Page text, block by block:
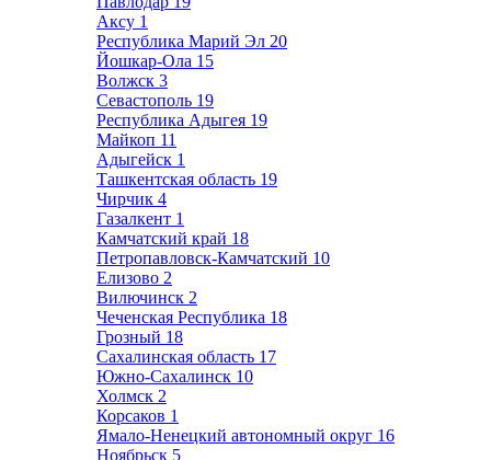
Аксу 1
Республика Марий Эл 20
Йошкар-Ола 15
Волжск 3
Севастополь 19
Республика Адыгея 19
Майкоп 11
Адыгейск 1
Ташкентская область 19
Чирчик 4
Газалкент 1
Камчатский край 18
Петропавловск-Камчатский 10
Елизово 2
Вилючинск 2
Чеченская Республика 18
Грозный 18
Сахалинская область 17
Южно-Сахалинск 10
Холмск 2
Корсаков 1
Ямало-Ненецкий автономный округ 16
Ноябрьск 5